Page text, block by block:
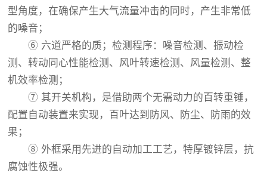
型角度，在确保产生大气流量冲击的同时，产生非常低
的噪音；
⑥ 六道严格的质；检测程序：噪音检测、振动检
测、转动同心性能检测、风叶转速检测、风量检测、整
机效率检测；
⑦ 其开关机构，是借助两个无需动力的百转重锤，
配置自动装置来实现，百叶达到防风、防尘、防雨的效
果；
⑧ 外框采用先进的自动加工工艺，特厚镀锌层，抗
腐蚀性极强。